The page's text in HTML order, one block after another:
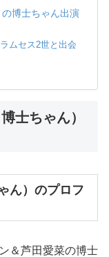
博士ちゃん出演
ムセス2世と出会
士ちゃん）
ん）のプロフ
＆芦田愛菜の博士